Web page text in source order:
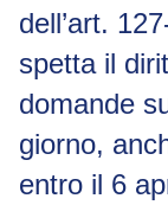
dell’art.
spetta il
domande
giorno,
entro il 6